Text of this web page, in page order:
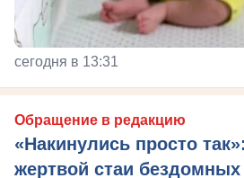
сегодня в 13:31
Обращение в редакцию
«Накинулись просто
жертвой стаи бездомных